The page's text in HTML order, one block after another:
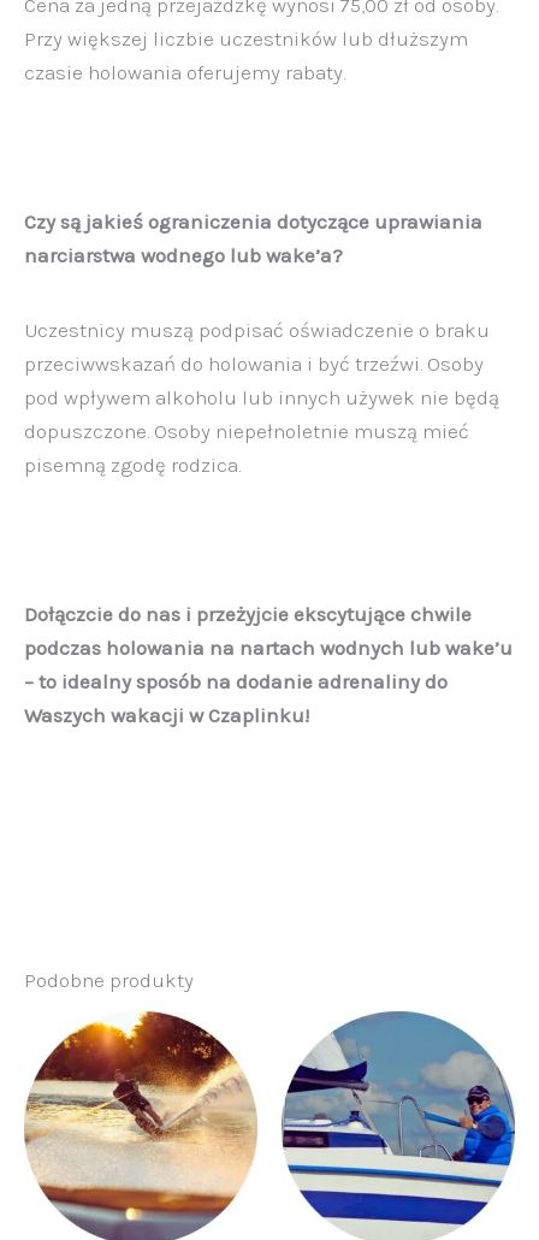
Przy większej liczbie uczestników lub dłuższym
czasie holowania oferujemy rabaty.
Czy są jakieś ograniczenia dotyczące uprawiania
narciarstwa wodnego lub wake’a?
Uczestnicy muszą podpisać oświadczenie o braku
przeciwwskazań do holowania i być trzeźwi. Osoby
pod wpływem alkoholu lub innych używek nie będą
dopuszczone. Osoby niepełnoletnie muszą mieć
pisemną zgodę rodzica.
Dołączcie do nas i przeżyjcie ekscytujące chwile
podczas holowania na nartach wodnych lub wake’u
– to idealny sposób na dodanie adrenaliny do
Waszych wakacji w Czaplinku!
Podobne produkty